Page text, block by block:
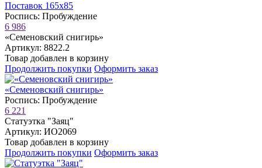
Поставок 165х85
Роспись: Пробуждение
6 986
«Семеновский снигирь»
Артикул: 8822.2
Товар добавлен в корзину
Продолжить покупки Оформить заказ
«Семеновский снигирь»
Роспись: Пробуждение
6 221
Статуэтка "Заяц"
Артикул: ИО2069
Товар добавлен в корзину
Продолжить покупки Оформить заказ